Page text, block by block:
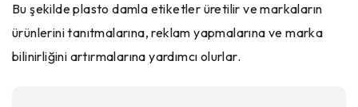
Bu şekilde plasto damla etiketler üretilir ve markaların
ürünlerini tanıtmalarına, reklam yapmalarına ve marka
bilinirliğini artırmalarına yardımcı olurlar.